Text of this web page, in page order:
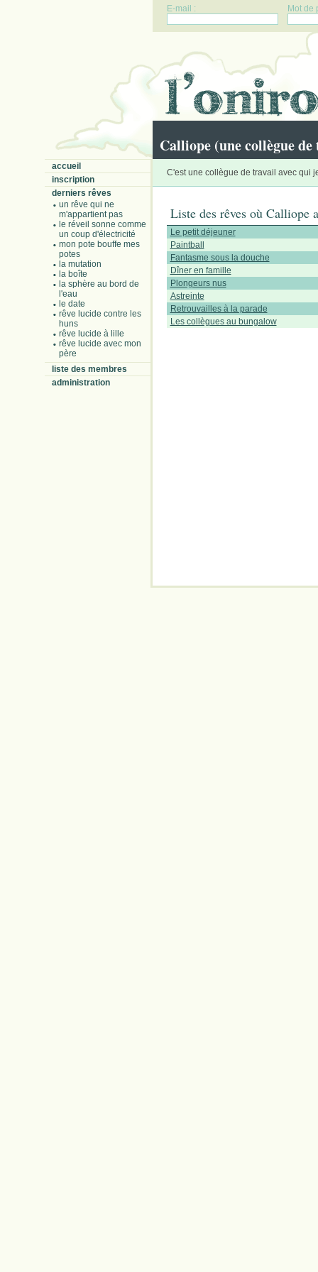
E-mail : Mot de
Calliope (une collègue
accueil
inscription
derniers rêves
un rêve qui ne
m'appartient pas
le réveil sonne comme
un coup d'électricité
mon pote bouffe mes
potes
la mutation
la boîte
la sphère au bord de
l'eau
le date
rêve lucide contre les
huns
rêve lucide à lille
rêve lucide avec mon
père
liste des membres
administration
C'est une collègue de travail avec qui
Liste des rêves où Calliope
Le petit déjeuner
Paintball
Fantasme sous la douche
Dîner en famille
Plongeurs nus
Astreinte
Retrouvailles à la parade
Les collègues au bungalow